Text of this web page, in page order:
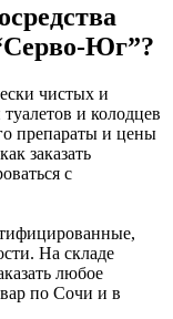
Юг”?
чистых и
и колодцев
препараты и цены
заказать
с
На складе
любое
по Сочи и в